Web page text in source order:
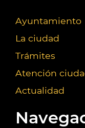
Ayuntamiento
La ciudad
Trámites
Atención
Actualidad